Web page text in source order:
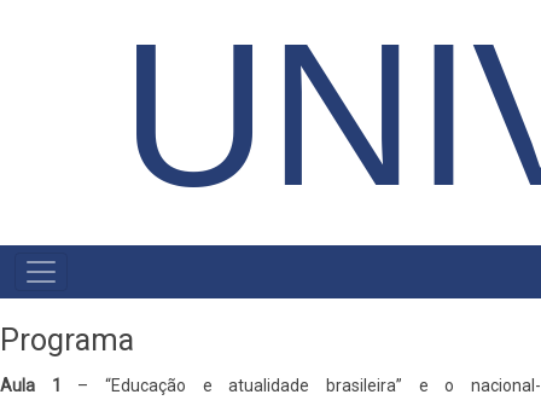
MENU
PRIMÁRIO
Programa
Aula 1
– “Educação e atualidade brasileira” e o nacional-